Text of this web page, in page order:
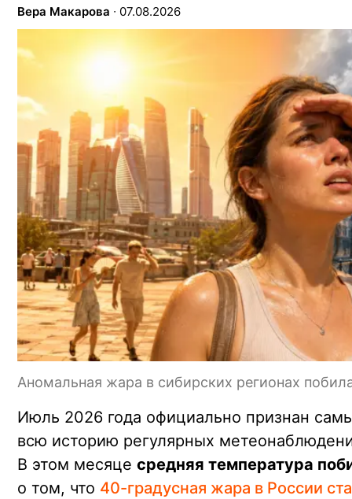
Вера Макарова ∙ 07.08.2026
Аномальная жара в сибирских регионах
Июль 2026 года официально признан
всю историю регулярных
В этом месяце средняя температура
о том, что 40-градусная жара в России